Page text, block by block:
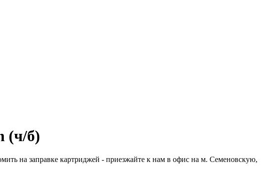
(ч/б)
на заправке картриджей - приезжайте к нам в офис на м. Семеновскую,